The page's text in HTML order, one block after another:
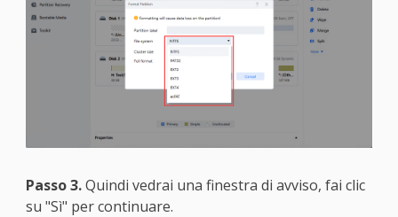
Passo 3.Quindi vedrai una finestra di avviso, fai clic
su "Sì" per continuare.